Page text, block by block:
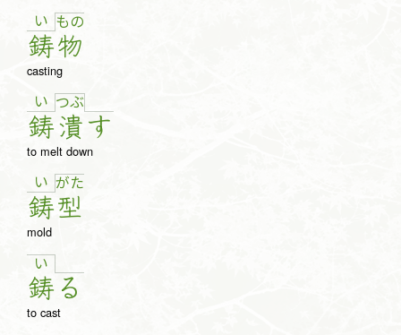
い
鋳
も の
物
casting
い
鋳
つぶ
潰す
to melt down
い
鋳
がた
型
mold
い
鋳 る
to cast